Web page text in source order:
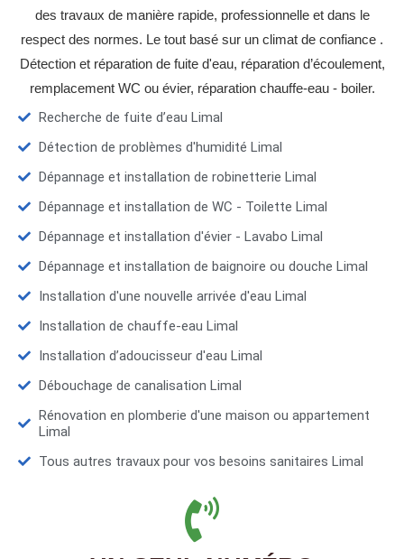
des travaux de manière rapide, professionnelle et dans le
respect des normes. Le tout basé sur un climat de confiance .
Détection et réparation de fuite d'eau, réparation d’écoulement,
remplacement WC ou évier, réparation chauffe-eau - boiler.
Recherche de fuite d’eau Limal
Détection de problèmes d'humidité Limal
Dépannage et installation de robinetterie Limal
Dépannage et installation de WC - Toilette Limal
Dépannage et installation d'évier - Lavabo Limal
Dépannage et installation de baignoire ou douche Limal
Installation d'une nouvelle arrivée d'eau Limal
Installation de chauffe-eau Limal
Installation d’adoucisseur d'eau Limal
Débouchage de canalisation Limal
Rénovation en plomberie d'une maison ou appartement
Limal
Tous autres travaux pour vos besoins sanitaires Limal